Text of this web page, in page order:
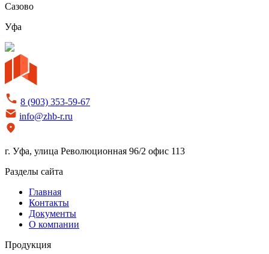
Сазово
Уфа
8 (903) 353-59-67
info@zhb-r.ru
г. Уфа, улица Революционная 96/2 офис 113
Разделы сайта
Главная
Контакты
Документы
О компании
Продукция